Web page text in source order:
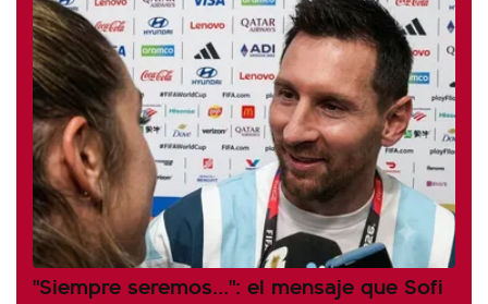
"Siempre seremos...": el mensaje que Sofi